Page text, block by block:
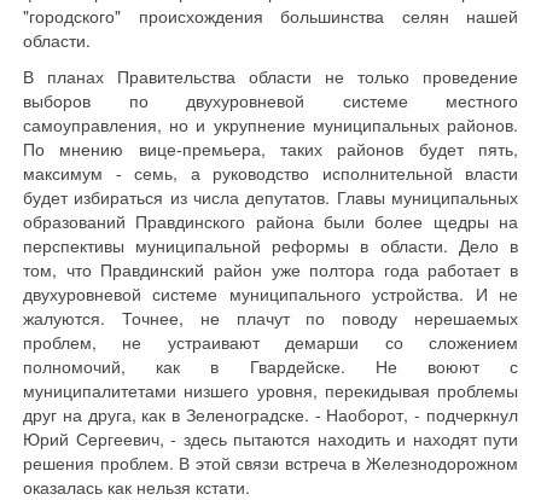
"городского" происхождения большинства селян нашей
области.
В планах Правительства области не только проведение
выборов по двухуровневой системе местного
самоуправления, но и укрупнение муниципальных районов.
По мнению вице-премьера, таких районов будет пять,
максимум - семь, а руководство исполнительной власти
будет избираться из числа депутатов. Главы муниципальных
образований Правдинского района были более щедры на
перспективы муниципальной реформы в области. Дело в
том, что Правдинский район уже полтора года работает в
двухуровневой системе муниципального устройства. И не
жалуются. Точнее, не плачут по поводу нерешаемых
проблем, не устраивают демарши со сложением
полномочий, как в Гвардейске. Не воюют с
муниципалитетами низшего уровня, перекидывая проблемы
друг на друга, как в Зеленоградске. - Наоборот, - подчеркнул
Юрий Сергеевич, - здесь пытаются находить и находят пути
решения проблем. В этой связи встреча в Железнодорожном
оказалась как нельзя кстати.